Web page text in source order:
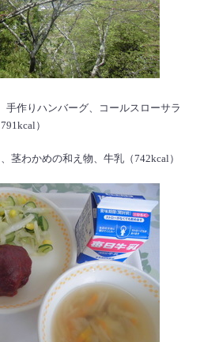
作りハンバーグ、コールスローサラ
）
茎わかめの和え物、牛乳（742kcal）